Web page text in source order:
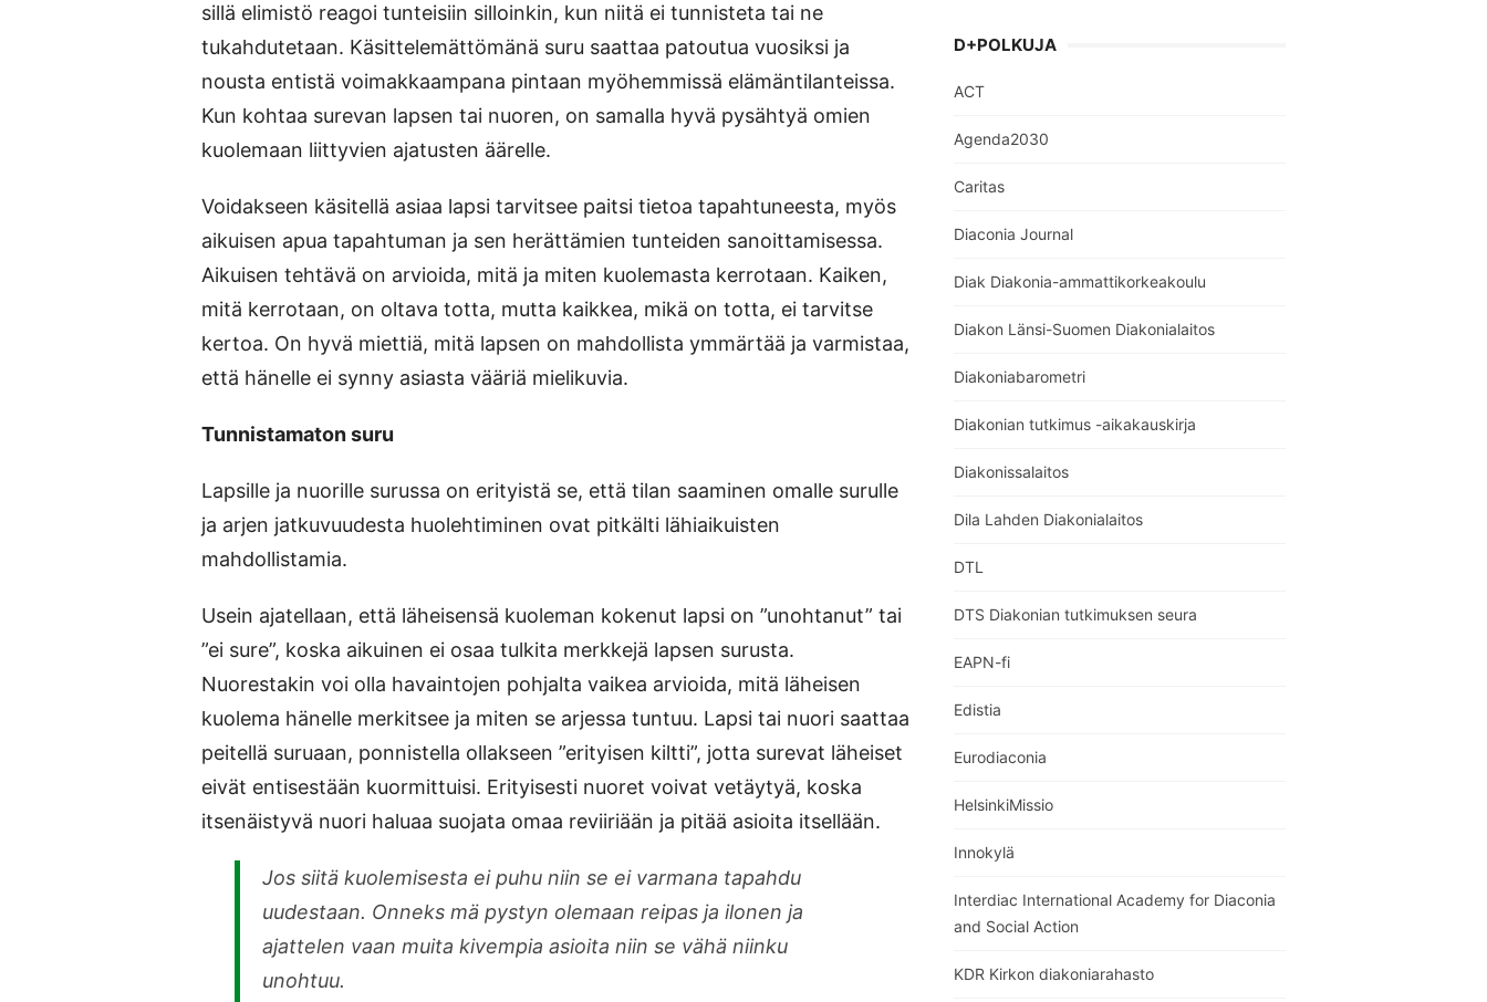
sillä elimistö reagoi tunteisiin silloinkin, kun niitä ei tunnisteta tai ne
tukahdutetaan. Käsittelemättömänä suru saattaa patoutua vuosiksi ja
nousta entistä voimakkaampana pintaan myöhemmissä elämäntilanteissa.
Kun kohtaa surevan lapsen tai nuoren, on samalla hyvä pysähtyä omien
kuolemaan liittyvien ajatusten äärelle.
Voidakseen käsitellä asiaa lapsi tarvitsee paitsi tietoa tapahtuneesta, myös
aikuisen apua tapahtuman ja sen herättämien tunteiden sanoittamisessa.
Aikuisen tehtävä on arvioida, mitä ja miten kuolemasta kerrotaan. Kaiken,
mitä kerrotaan, on oltava totta, mutta kaikkea, mikä on totta, ei tarvitse
kertoa. On hyvä miettiä, mitä lapsen on mahdollista ymmärtää ja varmistaa,
että hänelle ei synny asiasta vääriä mielikuvia.
Tunnistamaton suru
Lapsille ja nuorille surussa on erityistä se, että tilan saaminen omalle surulle
ja arjen jatkuvuudesta huolehtiminen ovat pitkälti lähiaikuisten
mahdollistamia.
Usein ajatellaan, että läheisensä kuoleman kokenut lapsi on ”unohtanut” tai
”ei sure”, koska aikuinen ei osaa tulkita merkkejä lapsen surusta.
Nuorestakin voi olla havaintojen pohjalta vaikea arvioida, mitä läheisen
kuolema hänelle merkitsee ja miten se arjessa tuntuu. Lapsi tai nuori saattaa
peitellä suruaan, ponnistella ollakseen ”erityisen kiltti”, jotta surevat läheiset
eivät entisestään kuormittuisi. Erityisesti nuoret voivat vetäytyä, koska
itsenäistyvä nuori haluaa suojata omaa reviiriään ja pitää asioita itsellään.
Jos siitä kuolemisesta ei puhu niin se ei varmana tapahdu
uudestaan. Onneks mä pystyn olemaan reipas ja ilonen ja
ajattelen vaan muita kivempia asioita niin se vähä niinku
unohtuu.
D+POLKUJA
ACT
Agenda2030
Caritas
Diaconia Journal
Diak Diakonia-ammattikorkeakoulu
Diakon Länsi-Suomen Diakonialaitos
Diakoniabarometri
Diakonian tutkimus -aikakauskirja
Diakonissalaitos
Dila Lahden Diakonialaitos
DTL
DTS Diakonian tutkimuksen seura
EAPN-fi
Edistia
Eurodiaconia
HelsinkiMissio
Innokylä
Interdiac International Academy for Diaconia
and Social Action
KDR Kirkon diakoniarahasto